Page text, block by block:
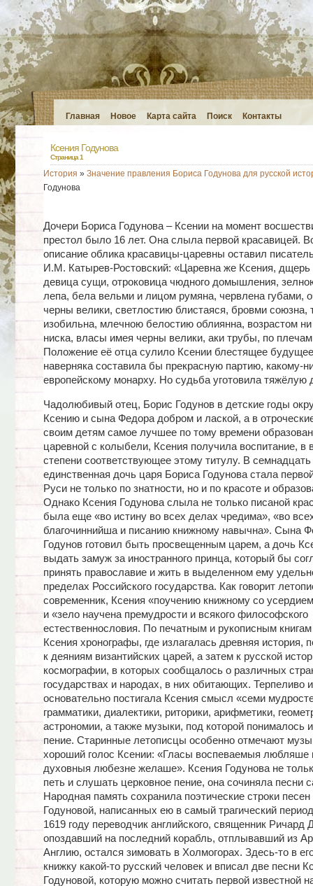
Главная Новое Карта сайта Поиск Контакты
Ксения Годунова
Страница 1
История » Значение правления Бориса Годунова для русской
Годунова
Дочери Бориса Годунова – Ксении на момент
престол было 16 лет. Она слыла первой красавицей.
описание облика красавицы-царевны оставил
И.М. Катырев-Ростовский: «Царевна же Ксения, дщерь
девица сущи, отроковица чюдного домышления,
лепа, бела вельми и лицом румяна, червлена губами,
черны велики, светлостию блистаяся, бровми союзна,
изобильна, млечною белостию облиянна, возрастом
ниска, власы имея черны велики, аки трубы, по
Положение её отца сулило Ксении блестящее
наверняка составила бы прекрасную партию, какому-
европейскому монарху. Но судьба уготовила тяжёлую
Чадолюбивый отец, Борис Годунов в детские годы
Ксению и сына Федора добром и лаской, а в
своим детям самое лучшее по тому времени
царевной с колыбели, Ксения получила воспитание, в
степени соответствующее этому титулу. В семнадцать
единственная дочь царя Бориса Годунова стала
Руси не только по знатности, но и по красоте и
Однако Ксения Годунова слыла не только писаной
была еще «во истину во всех делах чредима», «во
благочиннийша и писанию книжному навычна». Сына
Годунов готовил быть просвещенным царем, а дочь
выдать замуж за иностранного принца, который бы
принять православие и жить в выделенном ему
пределах Российского государства. Как говорит
современник, Ксения «поучению книжному со
и «зело научена премудрости и всякого философского
естественнословия. По печатным и рукописным
Ксения хронографы, где излагалась древняя история,
к деяниям византийских царей, а затем к русской
космографии, в которых сообщалось о различных
государствах и народах, в них обитающих. Терпеливо и
основательно постигала Ксения смысл «семи
грамматики, диалектики, риторики, арифметики,
астрономии, а также музыки, под которой понималось
пение. Старинные летописцы особенно отмечают
хороший голос Ксении: «Гласы воспеваемыя любляше
духовныя любезне желаше». Ксения Годунова не
петь и слушать церковное пение, она сочиняла песни
Народная память сохранила поэтические строки песен
Годуновой, написанных ею в самый трагический
1619 году переводчик английского, священник Ричард
опоздавший на последний корабль, отплывавший из
Англию, остался зимовать в Холмогорах. Здесь-то в
книжку какой-то русский человек и вписал две песни
Годуновой, которую можно считать первой известной